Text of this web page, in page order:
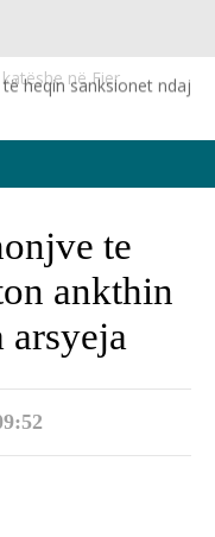
heqin sanksionet ndaj
te
ankthin
arsyeja